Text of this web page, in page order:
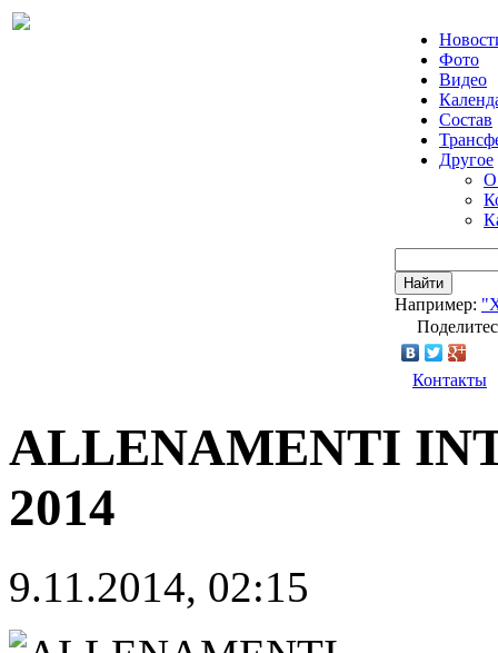
Фото
Видео
Состав
Другое
О
Найти
Например:
Контакты
ALLENAMENTI
2014
9.11.2014, 02:15